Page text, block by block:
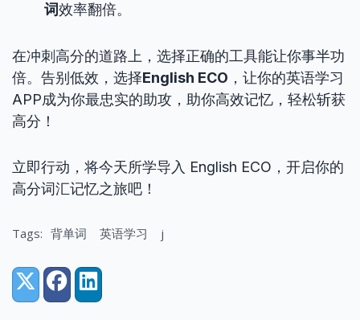
词效率翻倍。
在冲刺高分的道路上，选择正确的工具能让你事半功
倍。告别低效，选择English ECO ，让你的英语学习
APP成为你最忠实的助攻，助你高效记忆，轻松斩获
高分！
立即行动，将今天所学导入 English ECO，开启你的
高分词汇记忆之旅吧！
Tags: 背单词 英语学习 j
Share:
X (Twitter)
FacebookLinkedIn